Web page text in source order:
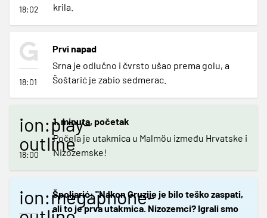
18:02
krila.
18:01
Prvi napad
Srna je odlučno i čvrsto ušao prema golu, a
Šoštarić je zabio sedmerac.
ion:play-
outline
18:00
1. minuta, početak
Počela je utakmica u Malmöu između Hrvatske i
Nizozemske!
ion:megaphone-
Špoljarić: "Nakon Gruzije je bilo teško zaspati,
ali to je prva utakmica. Nizozemci? Igrali smo